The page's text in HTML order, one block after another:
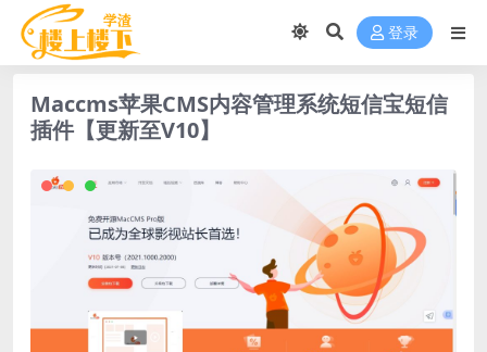
登录
Maccms苹果CMS内容管理系统短信宝短信
插件【更新至V10】